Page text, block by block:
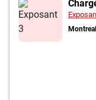
Montreal